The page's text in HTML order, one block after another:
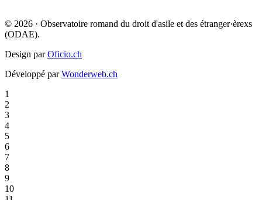
© 2026 · Observatoire romand du droit d'asile et des étranger·èrexs
(ODAE).
Design parOficio.ch
Développé parWonderweb.ch
1
2
3
4
5
6
7
8
9
10